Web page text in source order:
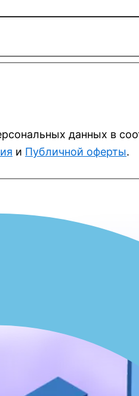
данных в
и Публичной оферты.